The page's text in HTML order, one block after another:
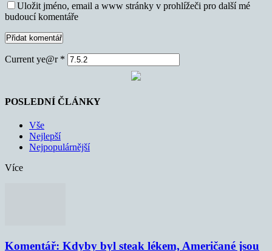
Uložit jméno, email a www stránky v prohlížeči pro další mé
budoucí komentáře
Current ye@r *
POSLEDNÍ ČLÁNKY
Vše
Nejlepší
Nejpopulárnější
Více
Komentář: Kdyby byl steak lékem, Američané jsou